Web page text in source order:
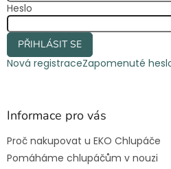
Heslo
PŘIHLÁSIT SE
Nová registraceZapomenuté
Informace pro vás
Proč nakupovat u EKO Chlupáče
Pomáháme chlupáčům v nouzi